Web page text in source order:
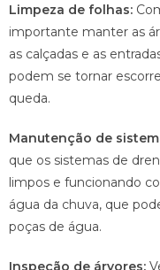
Limpeza de folhas:
importante manter as
as calçadas e as
podem se tornar
queda.
Manutenção de
que os sistemas de
limpos e funcionando
água da chuva, que
poças de água.
Inspeção de árvores: